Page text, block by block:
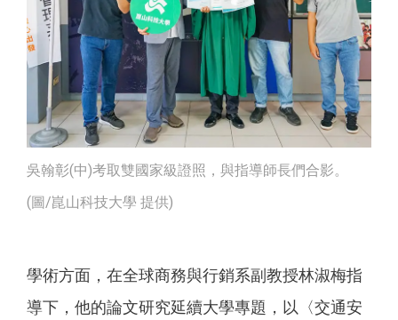
吳翰彰(中)考取雙國家級證照，與指導師長們合影。
(圖/崑山科技大學 提供)
學術方面，在全球商務與行銷系副教授林淑梅指
導下，他的論文研究延續大學專題，以〈交通安